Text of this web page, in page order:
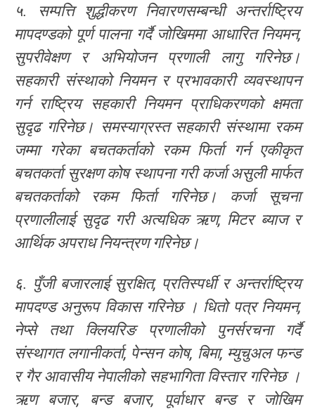
५. सम्पत्ति शुद्धीकरण निवारणसम्बन्धी अन्तर्राष्ट्रिय
मापदण्डको पूर्ण पालना गर्दै जोखिममा आधारित नियमन,
सुपरीवेक्षण र अभियोजन प्रणाली लागु गरिनेछ।
सहकारी संस्थाको नियमन र प्रभावकारी व्यवस्थापन
गर्न राष्ट्रिय सहकारी नियमन प्राधिकरणको क्षमता
सुदृढ गरिनेछ। समस्याग्रस्त सहकारी संस्थामा रकम
जम्मा गरेका बचतकर्ताको रकम फिर्ता गर्न एकीकृत
बचतकर्ता सुरक्षण कोष स्थापना गरी कर्जा असुली मार्फत
बचतकर्ताको रकम फिर्ता गरिनेछ। कर्जा सूचना
प्रणालीलाई सुदृढ गरी अत्यधिक ऋण, मिटर ब्याज र
आर्थिक अपराध नियन्त्रण गरिनेछ।
६. पुँजी बजारलाई सुरक्षित, प्रतिस्पर्धी र अन्तर्राष्ट्रिय
मापदण्ड अनुरूप विकास गरिनेछ । धितो पत्र नियमन,
नेप्से तथा क्लियरिङ प्रणालीको पुनर्सरचना गर्दै
संस्थागत लगानीकर्ता, पेन्सन कोष, बिमा, म्युचुअल फन्ड
र गैर आवासीय नेपालीको सहभागिता विस्तार गरिनेछ ।
ऋण बजार, बन्ड बजार, पूर्वाधार बन्ड र जोखिम